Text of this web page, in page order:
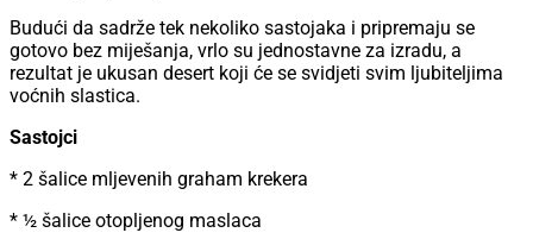
Budući da sadrže tek nekoliko sastojaka i pripremaju se
gotovo bez miješanja, vrlo su jednostavne za izradu, a
rezultat je ukusan desert koji će se svidjeti svim ljubiteljima
voćnih slastica.
Sastojci
* 2 šalice mljevenih graham krekera
* ½ šalice otopljenog maslaca